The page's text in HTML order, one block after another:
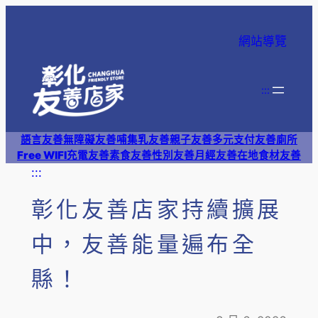
網站導覽
:::
語言友善無障礙友善哺集乳友善親子友善多元支付友善廁所
Free WIFI充電友善素食友善性別友善月經友善在地食材友善
:::
彰化友善店家持續擴展
中，友善能量遍布全
縣！